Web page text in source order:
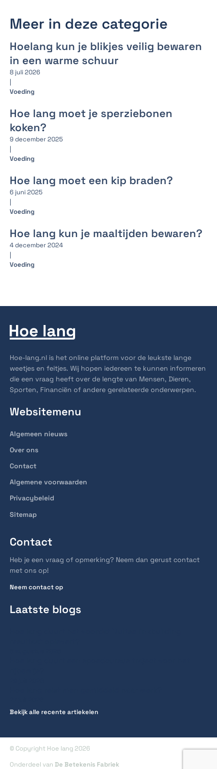
Meer in deze categorie
Hoelang kun je blikjes veilig bewaren
in een warme schuur
8 juli 2026
|
Voeding
Hoe lang moet je sperziebonen
koken?
9 december 2025
|
Voeding
Hoe lang moet een kip braden?
6 juni 2025
|
Voeding
Hoe lang kun je maaltijden bewaren?
4 december 2024
|
Voeding
Hoe-lang.nl is het online platform voor de leukste lange
weetjes en feitjes. Wij hopen iedereen te kunnen informeren
die een vraag heeft over de lengte van Mensen, Dieren,
Sporten, Financiën of andere gerelateerde onderwerpen.
Websitemenu
Algemeen nieuws
Over ons
Contact
Algemene voorwaarden
Privacybeleid
Sitemap
Contact
Heb je een vraag of opmerking? Neem dan gerust contact
met ons op!
Neem contact op
Laatste blogs
Bekijk alle recente artiekelen
© Copyright Hoe lang 2026
Onderdeel van De Betekenis Fabriek